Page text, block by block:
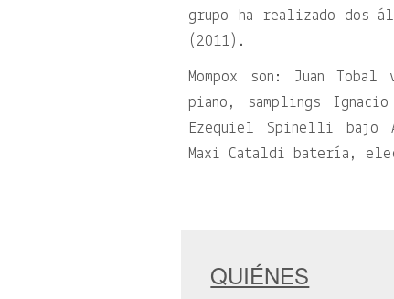
grupo ha realizado dos
(2011).
Mompox son: Juan
piano, samplings
Ezequiel Spinelli bajo
Maxi Cataldi batería,
QUIÉNES